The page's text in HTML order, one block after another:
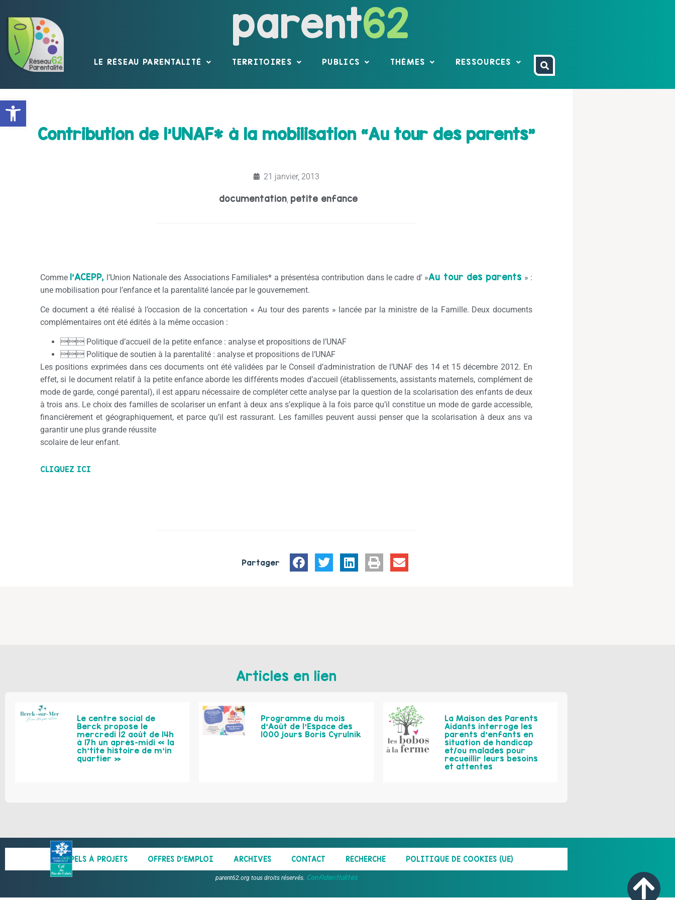
Ouvrir la barre d’outils
parent62
LE RÉSEAU PARENTALITÉ TERRITOIRES PUBLICS THÈMES RESSOURCES
Contribution de l'UNAF* à la mobilisation “Au tour des parents”
21 janvier, 2013
documentation petite enfance
Comme l’ACEPP, l’Union Nationale des Associations Familiales* a présentésa contribution dans le cadre d' »Au tour des parents » :
une mobilisation pour l’enfance et la parentalité lancée par le gouvernement.
Ce document a été réalisé à l’occasion de la concertation « Au tour des parents » lancée par la ministre de la Famille. Deux documents
complémentaires ont été édités à la même occasion :
 Politique d’accueil de la petite enfance : analyse et propositions de l’UNAF
 Politique de soutien à la parentalité : analyse et propositions de l’UNAF
Les positions exprimées dans ces documents ont été validées par le Conseil d’administration de l’UNAF des 14 et 15 décembre 2012. En
effet, si le document relatif à la petite enfance aborde les différents modes d’accueil (établissements, assistants maternels, complément de
mode de garde, congé parental), il est apparu nécessaire de compléter cette analyse par la question de la scolarisation des enfants de deux
à trois ans. Le choix des familles de scolariser un enfant à deux ans s’explique à la fois parce qu’il constitue un mode de garde accessible,
financièrement et géographiquement, et parce qu’il est rassurant. Les familles peuvent aussi penser que la scolarisation à deux ans va
garantir une plus grande réussite
scolaire de leur enfant.
CLIQUEZ ICI
Partager
Articles en lien
Le centre social de
Berck propose le
mercredi 12 août de 14h
à 17h un après-midi « la
ch’tite histoire de m’in
quartier »
Programme du mois
d’Août de l’Espace des
1000 jours Boris Cyrulnik
La Maison des Parents
Aidants interroge les
parents d’enfants en
situation de handicap
et/ou malades pour
recueillir leurs besoins
et attentes
APPELS À PROJETS OFFRES D’EMPLOI ARCHIVES CONTACT RECHERCHE POLITIQUE DE COOKIES (UE)
parent62.org tous droits réservés. Confidentialités